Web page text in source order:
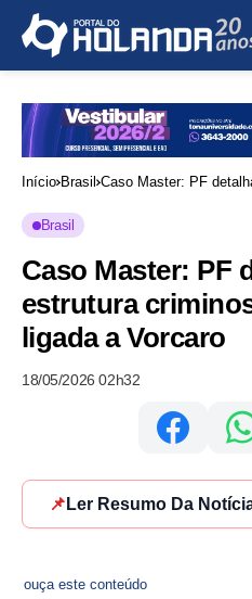
Início Brasil Caso Master: PF
Brasil
Caso Master: PF
estrutura
ligada a Vorcaro
18/05/2026 02h32
📌 Ler Resumo Da
ouça este conteúdo